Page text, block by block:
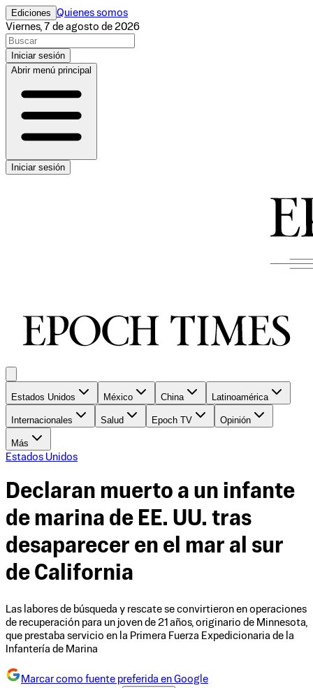
Ediciones Quienes somos
Viernes, 7 de agosto de 2026
Iniciar sesión
Abrir menú principal
Iniciar sesión
Estados Unidos México China Latinoamérica
Internacionales Salud Epoch TV Opinión
Más
Estados Unidos
Declaran muerto a un infante
de marina de EE. UU. tras
desaparecer en el mar al sur
de California
Las labores de búsqueda y rescate se convirtieron en operaciones
de recuperación para un joven de 21 años, originario de Minnesota,
que prestaba servicio en la Primera Fuerza Expedicionaria de la
Infantería de Marina
Marcar como fuente preferida en Google